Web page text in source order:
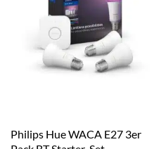
Philips Hue WACA E27 3er